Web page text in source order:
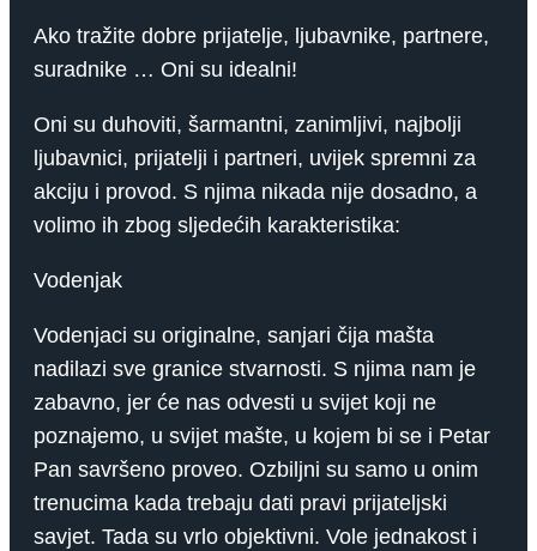
Ako tražite dobre prijatelje, ljubavnike, partnere,
suradnike … Oni su idealni!
Oni su duhoviti, šarmantni, zanimljivi, najbolji
ljubavnici, prijatelji i partneri, uvijek spremni za
akciju i provod. S njima nikada nije dosadno, a
volimo ih zbog sljedećih karakteristika:
Vodenjak
Vodenjaci su originalne, sanjari čija mašta
nadilazi sve granice stvarnosti. S njima nam je
zabavno, jer će nas odvesti u svijet koji ne
poznajemo, u svijet mašte, u kojem bi se i Petar
Pan savršeno proveo. Ozbiljni su samo u onim
trenucima kada trebaju dati pravi prijateljski
savjet. Tada su vrlo objektivni. Vole jednakost i